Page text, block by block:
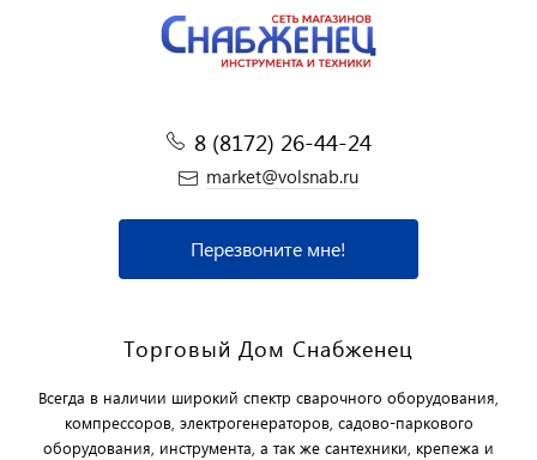
8 (8172) 26-44-24
market@volsnab.ru
Перезвоните мне!
Торговый Дом Снабженец
Всегда в наличии широкий спектр сварочного оборудования,
компрессоров, электрогенераторов, садово-паркового
оборудования, инструмента, а так же сантехники, крепежа и